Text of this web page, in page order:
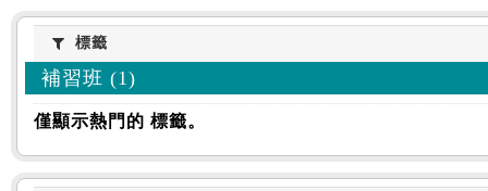
標籤標籤
補習班 (1)
僅顯示熱門的 標籤。